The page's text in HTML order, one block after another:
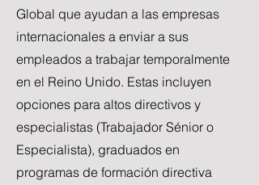
Global que ayudan a las empresas
internacionales a enviar a sus
empleados a trabajar temporalmente
en el Reino Unido. Estas incluyen
opciones para altos directivos y
especialistas (Trabajador Sénior o
Especialista), graduados en
programas de formación directiva